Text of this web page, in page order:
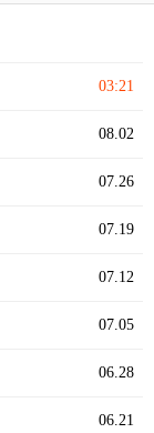
03:21
08.02
07.26
07.19
07.12
07.05
06.28
06.21